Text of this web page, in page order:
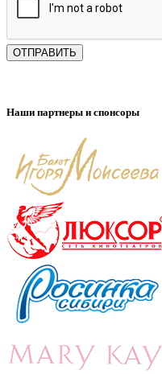
ОТПРАВИТЬ
Наши партнеры и спонсоры